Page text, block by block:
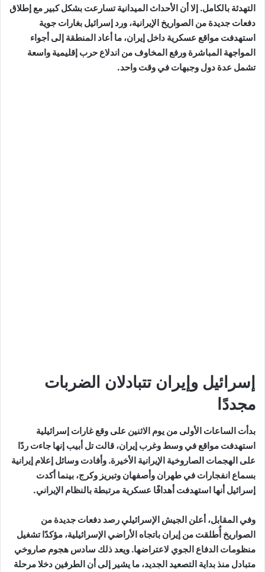
التهدئة بالكامل. إلا أن الأحداث الميدانية تسارعت بشكل كبير مع إطلاق
دفعات جديدة من الصواريخ الإيرانية، ورد إسرائيل بغارات جوية
استهدفت مواقع عسكرية داخل إيران، ما أعاد المنطقة إلى أجواء
المواجهة المباشرة ورفع المخاوف من اندلاع حرب إقليمية واسعة
تشمل عدة دول وجبهات في وقت واحد.
إسرائيل وإيران تتبادلان الضربات
مجددًا
بدأت الساعات الأولى من يوم الاثنين على وقع غارات إسرائيلية
استهدفت مواقع في وسط وغرب إيران، قالت تل أبيب إنها جاءت ردًا
على الهجمات الصاروخية الإيرانية الأخيرة. وأفادت وسائل إعلام إيرانية
بسماع انفجارات في طهران وأصفهان وتبريز وكرج، بينما أكدت
إسرائيل أنها استهدفت أهدافًا عسكرية مرتبطة بالنظام الإيراني.
وفي المقابل، أعلن الجيش الإسرائيلي رصد دفعات جديدة من
الصواريخ أُطلقت من إيران باتجاه الأراضي الإسرائيلية، مؤكدًا تشغيل
منظومات الدفاع الجوي لاعتراضها. ويعد ذلك سادس هجوم صاروخي
متبادل منذ بداية التصعيد الجديد، ما يشير إلى أن الطرفين دخلا مرحلة